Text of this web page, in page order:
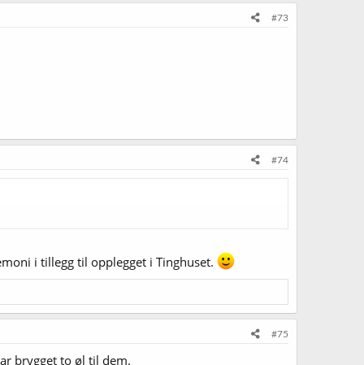
#73
#74
i tillegg til opplegget i Tinghuset.
#75
brygget to øl til dem.